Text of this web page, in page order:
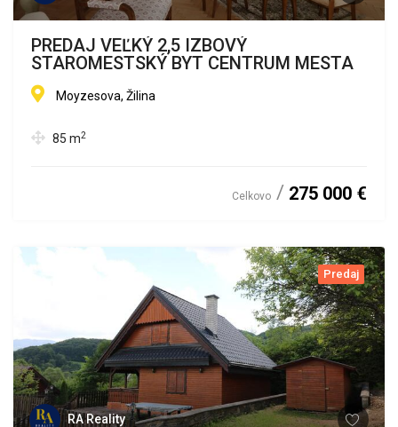
PREDAJ VEĽKÝ 2,5 IZBOVÝ
STAROMESTSKÝ BYT CENTRUM MESTA
Moyzesova, Žilina
85 m2
Celkovo 275 000 €
Predaj
RA Reality